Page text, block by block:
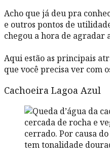
Acho que já deu pra
e outros pontos de
chegou a hora de agradar
Aqui estão as principais
que você precisa ver com
Cachoeira Lagoa Azul